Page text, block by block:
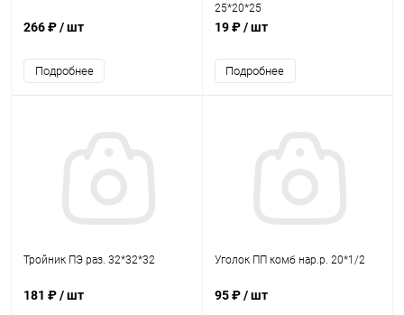
266 ₽/ шт
Подробнее
25*20*25
19 ₽/ шт
Подробнее
Тройник ПЭ раз. 32*32*32
181 ₽/ шт
Уголок ПП комб нар.р. 20*1/2
95 ₽/ шт